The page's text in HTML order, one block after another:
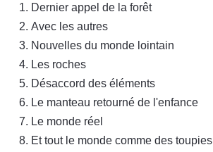
Dernier appel de la forêt
Avec les autres
Nouvelles du monde lointain
Les roches
Désaccord des éléments
Le manteau retourné de l'enfance
Le monde réel
Et tout le monde comme des toupies